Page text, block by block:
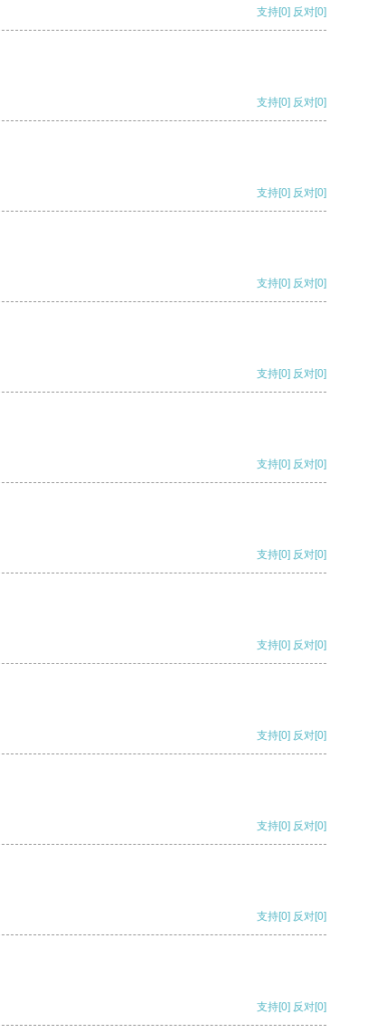
支持[0] 反对[0]
支持[0] 反对[0]
支持[0] 反对[0]
支持[0] 反对[0]
支持[0] 反对[0]
支持[0] 反对[0]
支持[0] 反对[0]
支持[0] 反对[0]
支持[0] 反对[0]
支持[0] 反对[0]
支持[0] 反对[0]
支持[0] 反对[0]